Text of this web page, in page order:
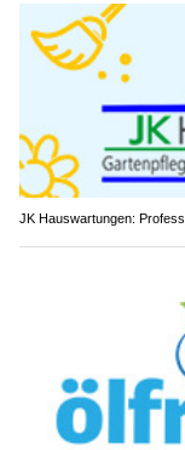
JK Hauswartungen: